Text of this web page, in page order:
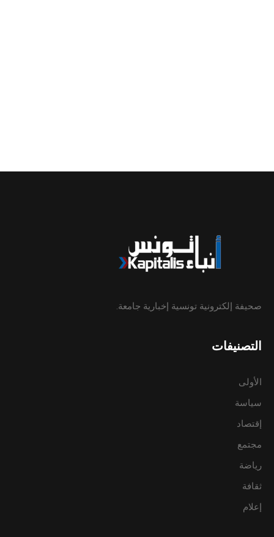
صحيفة إلكترونية تونسية إخبارية جامعة.
التصنيفات
الأولى
سياسة
إقتصاد
مجتمع
رياضة
ثقافة
إعلام